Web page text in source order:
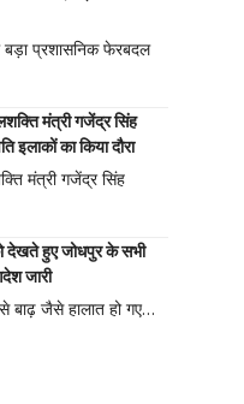
बड़ा प्रशासनिक फेरबदल
मंत्री गजेंद्र सिंह
इलाकों का किया दौरा
मंत्री गजेंद्र सिंह
देखते हुए जोधपुर के सभी
जारी
बाढ़ जैसे हालात हो गए…